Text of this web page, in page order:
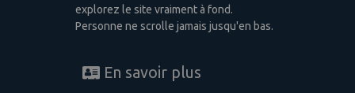
explorez le site vraiment à fond.
Personne ne scrolle jamais jusqu'en bas.
En savoir plus